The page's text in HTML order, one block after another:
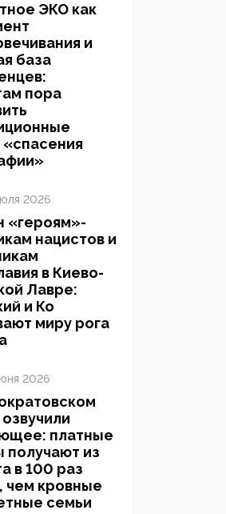
ЭКО как
и
база
пора
2026
«героям»-
нацистов и
в Киево-
Лавре:
и Ко
миру рога
2026
платные
получают из
в 100 раз
чем кровные
семьи